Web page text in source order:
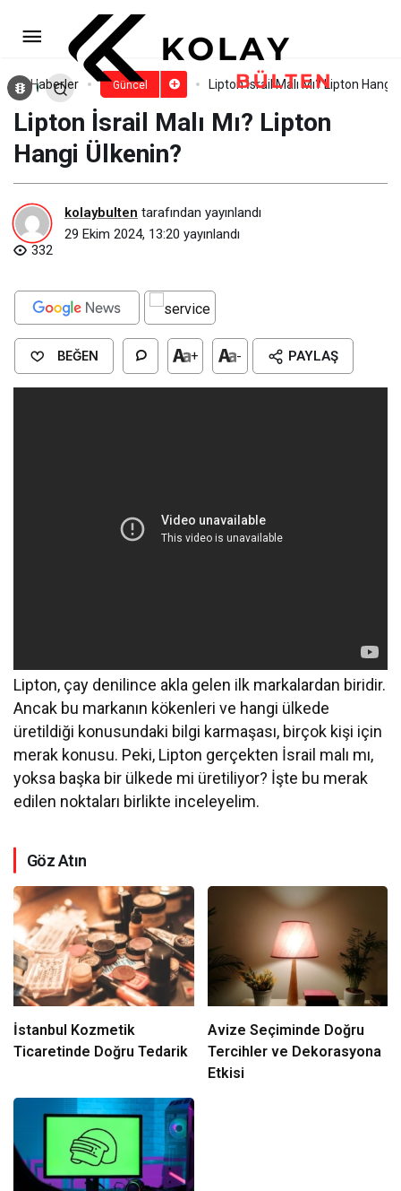
Haberler Güncel Lipton İsrail Malı Mı? Lipton Hangi
Lipton İsrail Malı Mı? Lipton
Hangi Ülkenin?
kolaybulten tarafından yayınlandı
29 Ekim 2024, 13:20 yayınlandı
332
BEĞEN + - PAYLAŞ
Lipton, çay denilince akla gelen ilk markalardan biridir.
Ancak bu markanın kökenleri ve hangi ülkede
üretildiği konusundaki bilgi karmaşası, birçok kişi için
merak konusu. Peki, Lipton gerçekten İsrail malı mı,
yoksa başka bir ülkede mi üretiliyor? İşte bu merak
edilen noktaları birlikte inceleyelim.
Göz Atın
İstanbul Kozmetik
Ticaretinde Doğru Tedarik
Avize Seçiminde Doğru
Tercihler ve Dekorasyona
Etkisi
Nesquik İsrail Malı Mı? Nesquik
Hangi Ülkenin?
Yorum Yap Paylaş